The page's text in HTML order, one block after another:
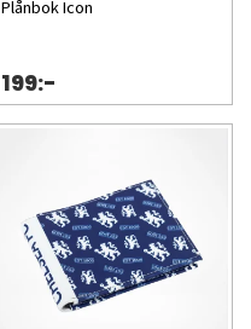
Plånbok Icon
199:-